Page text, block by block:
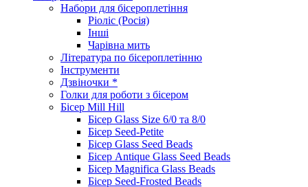
Набори для бісероплетіння
Ріоліс (Росія)
Інші
Чарівна мить
Література по бісероплетінню
Інструменти
Дзвіночки *
Голки для роботи з бісером
Бісер Mill Hill
Бісер Glass Size 6/0 та 8/0
Бісер Seed-Petite
Бісер Glass Seed Beads
Бісер Antique Glass Seed Beads
Бісер Magnifica Glass Beads
Бісер Seed-Frosted Beads